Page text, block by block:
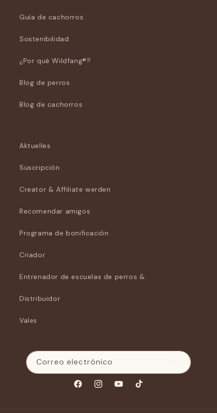
Guía de cachorros
Sostenibilidad
¿Por qué Wildfang®?
Blog de perros
Blog de cachorros
Aktuelles
Suscripción
Creator & Affiliate werden
Recomendar amigos
Programa de bonificación
Criador
Entrenador de escuelas de perros &
Distribuidor
Vales
Correo electrónico Registro
FacebookInstagramYouTubeTiktok